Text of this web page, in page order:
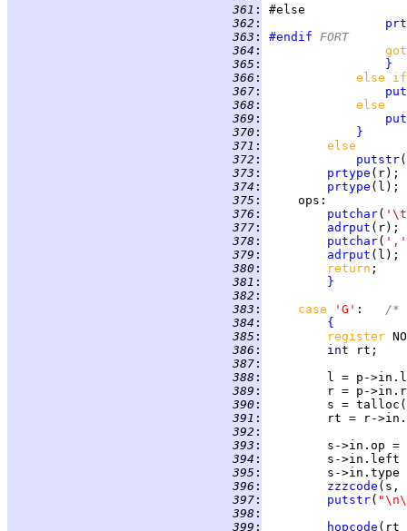
361 :
362 :
363 : #endif FORT
364 :
365 :
}
366 :
else
367 :
368 :
else
369 :
370 :
}
371 :
else
372 : putstr(
373 : prtype
374 : prtype
375 : ops
376 : putchar(
377 : adrput
378 : putchar( ','
379 : adrput
380 : return
381 :
}
382 :
383 : case 'G' :
/*
384 :
{
385 :
register
386 : int
387 :
388 :
389 :
390 :
391 :
392 :
393 :
394 :
395 :
396 : zzzcode (s,
397 : putstr(
398 :
399 : hopcode (rt